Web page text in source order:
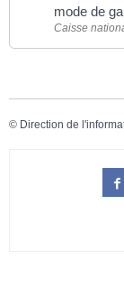
mode de
Caisse
© Direction de